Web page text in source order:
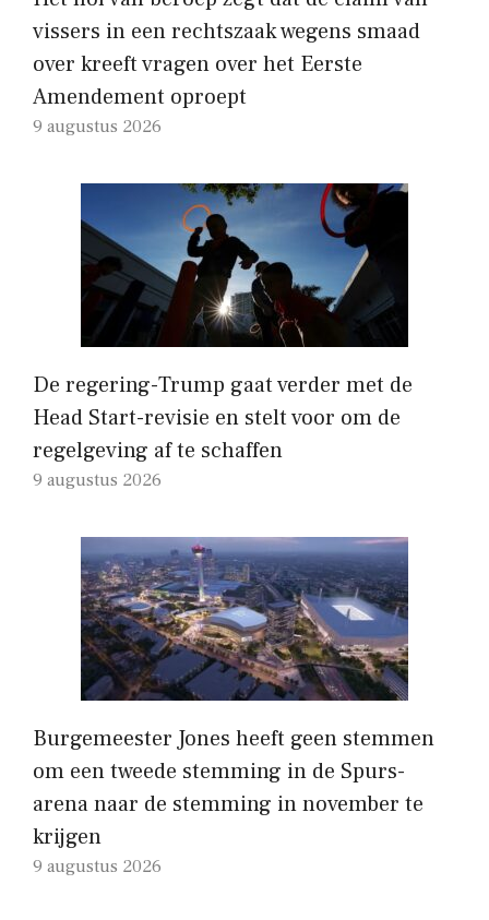
vissers in een rechtszaak wegens smaad
over kreeft vragen over het Eerste
Amendement oproept
9 augustus 2026
De regering-Trump gaat verder met de
Head Start-revisie en stelt voor om de
regelgeving af te schaffen
9 augustus 2026
Burgemeester Jones heeft geen stemmen
om een ​​tweede stemming in de Spurs-
arena naar de stemming in november te
krijgen
9 augustus 2026